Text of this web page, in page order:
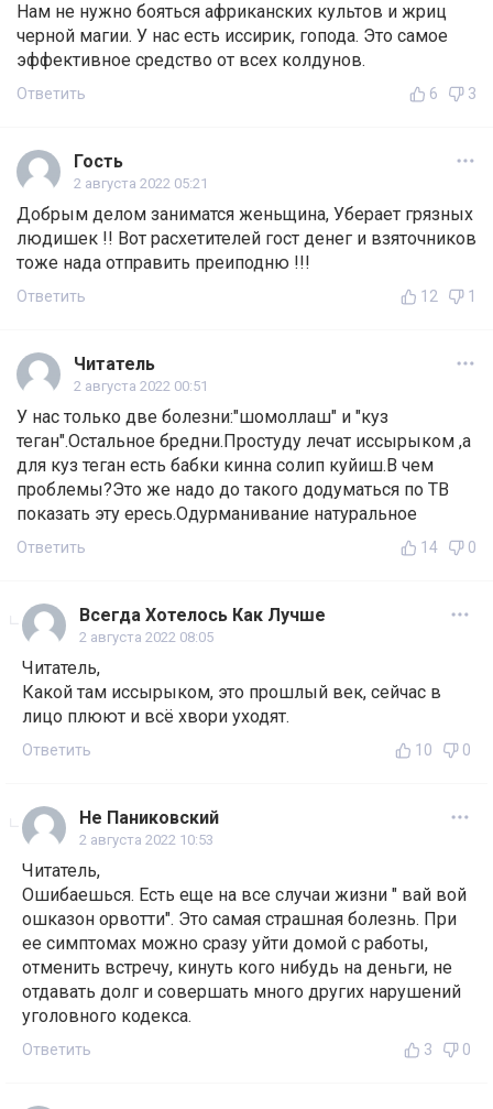
Нам не нужно бояться африканских культов и жриц
черной магии. У нас есть иссирик, гопода. Это самое
эффективное средство от всех колдунов.
Ответить 6 3
Гость
2 августа 2022 05:21
Добрым делом заниматся женьщина, Уберает грязных
людишек !! Вот расхетителей гост денег и взяточников
тоже нада отправить преиподню !!!
Ответить 12 1
Читатель
2 августа 2022 00:51
У нас только две болезни:"шомоллаш" и "куз
теган".Остальное бредни.Простуду лечат иссырыком ,а
для куз теган есть бабки кинна солип куйиш.В чем
проблемы?Это же надо до такого додуматься по ТВ
показать эту ересь.Одурманивание натуральное
Ответить 14 0
Всегда Хотелось Как Лучше
2 августа 2022 08:05
Читатель,
Какой там иссырыком, это прошлый век, сейчас в
лицо плюют и всё хвори уходят.
Ответить 10 0
Не Паниковский
2 августа 2022 10:53
Читатель,
Ошибаешься. Есть еще на все случаи жизни " вай вой
ошказон орвотти". Это самая страшная болезнь. При
ее симптомах можно сразу уйти домой с работы,
отменить встречу, кинуть кого нибудь на деньги, не
отдавать долг и совершать много других нарушений
уголовного кодекса.
Ответить 3 0